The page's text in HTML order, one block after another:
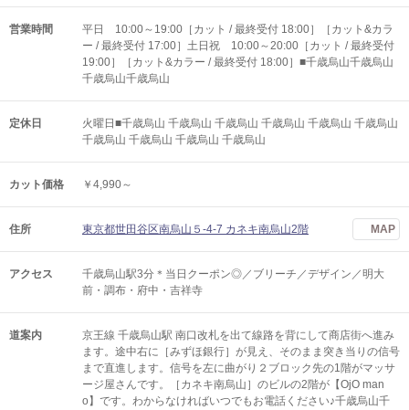
営業時間
平日 10:00～19:00［カット / 最終受付 18:00］［カット&カラ
ー / 最終受付 17:00］土日祝 10:00～20:00［カット / 最終受付
19:00］［カット&カラー / 最終受付 18:00］■千歳烏山千歳烏山
千歳烏山千歳烏山
定休日
火曜日■千歳烏山 千歳烏山 千歳烏山 千歳烏山 千歳烏山 千歳烏山
千歳烏山 千歳烏山 千歳烏山 千歳烏山
カット価格 ￥4,990～
住所 東京都世田谷区南烏山５-4-7 カネキ南烏山2階 MAP
アクセス
千歳烏山駅3分＊当日クーポン◎／ブリーチ／デザイン／明大
前・調布・府中・吉祥寺
道案内
京王線 千歳烏山駅 南口改札を出て線路を背にして商店街へ進み
ます。途中右に［みずほ銀行］が見え、そのまま突き当りの信号
まで直進します。信号を左に曲がり２ブロック先の1階がマッサ
ージ屋さんです。［カネキ南烏山］のビルの2階が【OjO man
o】です。わからなければいつでもお電話ください♪千歳烏山千